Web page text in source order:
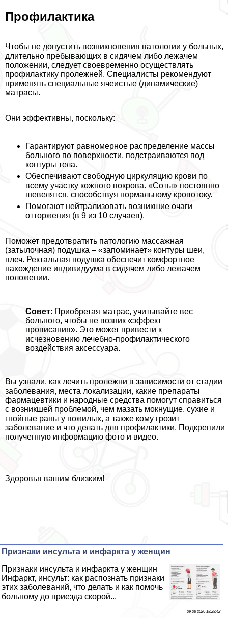
Профилактика
Чтобы не допустить возникновения патологии у больных,
длительно пребывающих в сидячем либо лежачем
положении, следует своевременно осуществлять
профилактику пролежней. Специалисты рекомендуют
применять специальные ячеистые (динамические)
матрасы.
Они эффективны, поскольку:
Гарантируют равномерное распределение массы
больного по поверхности, подстраиваются под
контуры тела.
Обеспечивают свободную циркуляцию крови по
всему участку кожного покрова. «Соты» постоянно
шевелятся, способствуя нормальному кровотоку.
Помогают нейтрализовать возникшие очаги
отторжения (в 9 из 10 случаев).
Поможет предотвратить патологию массажная
(затылочная) подушка – «запоминает» контуры шеи,
плеч. Ректальная подушка обеспечит комфортное
нахождение индивидуума в сидячем либо лежачем
положении.
Совет: Приобретая матрас, учитывайте вес
больного, чтобы не возник «эффект
провисания». Это может привести к
исчезновению лечебно-профилактического
воздействия аксессуара.
Вы узнали, как лечить пролежни в зависимости от стадии
заболевания, места локализации, какие препараты
фармацевтики и народные средства помогут справиться
с возникшей проблемой, чем мазать мокнущие, сухие и
гнойные раны у пожилых, а также кому грозит
заболевание и что делать для профилактики. Подкрепили
полученную информацию фото и видео.
Здоровья вашим близким!
Признаки инсульта и инфаркта у женщин
Признаки инсульта и инфаркта у женщин
Инфаркт, инсульт: как распознать признаки
этих заболеваний, что делать и как помочь
больному до приезда скорой...
09 08 2026 18:28:42